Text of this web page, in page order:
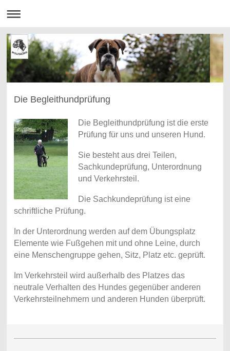
Die Begleithundprüfung
Die Begleithundprüfung ist die erste
Prüfung für uns und unseren Hund.
Sie besteht aus drei Teilen,
Sachkundeprüfung, Unterordnung
und Verkehrsteil.
Die Sachkundeprüfung ist eine
schriftliche Prüfung.
In der Unterordnung werden auf dem Übungsplatz
Elemente wie Fußgehen mit und ohne Leine, durch
eine Menschengruppe gehen, Sitz, Platz etc. geprüft.
Im Verkehrsteil wird außerhalb des Platzes das
neutrale Verhalten des Hundes gegenüber anderen
Verkehrsteilnehmern und anderen Hunden überprüft.